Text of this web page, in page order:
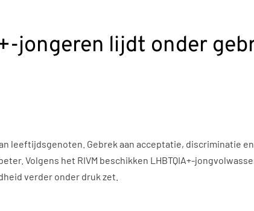
jongeren lijdt onder
leeftijdsgenoten. Gebrek aan acceptatie, discriminatie
Volgens het RIVM beschikken LHBTQIA+-
verder onder druk zet.